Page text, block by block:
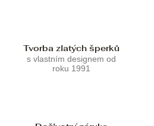
Tvorba zlatých šperků
s vlastním designem od
roku 1991